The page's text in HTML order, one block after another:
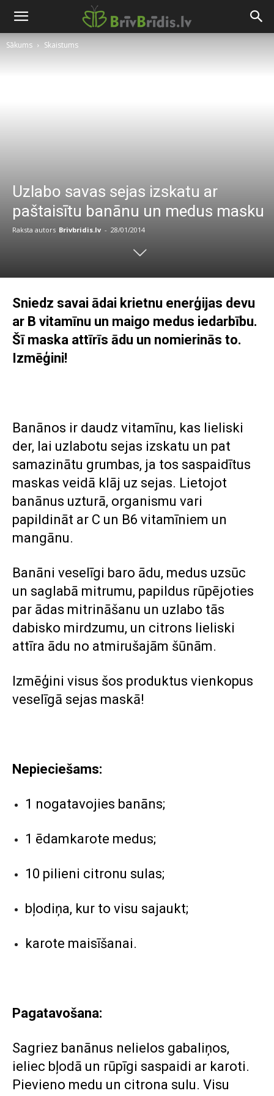
Sākums Skaistums
Uzlabo savas sejas izskatu ar
paštaisītu banānu un medus masku
Raksta autors Brivbridis.lv - 28/01/2014
Sniedz savai ādai krietnu enerģijas devu
ar B vitamīnu un maigo medus iedarbību.
Šī maska attīrīs ādu un nomierinās to.
Izmēģini!
Banānos ir daudz vitamīnu, kas lieliski
der, lai uzlabotu sejas izskatu un pat
samazinātu grumbas, ja tos saspaidītus
maskas veidā klāj uz sejas. Lietojot
banānus uzturā, organismu vari
papildināt ar C un B6 vitamīniem un
mangānu.
Banāni veselīgi baro ādu, medus uzsūc
un saglabā mitrumu, papildus rūpējoties
par ādas mitrināšanu un uzlabo tās
dabisko mirdzumu, un citrons lieliski
attīra ādu no atmirušajām šūnām.
Izmēģini visus šos produktus vienkopus
veselīgā sejas maskā!
Nepieciešams:
1 nogatavojies banāns;
1 ēdamkarote medus;
10 pilieni citronu sulas;
bļodiņa, kur to visu sajaukt;
karote maisīšanai.
Pagatavošana:
Sagriez banānus nelielos gabaliņos,
ieliec bļodā un rūpīgi saspaidi ar karoti.
Pievieno medu un citrona sulu. Visu